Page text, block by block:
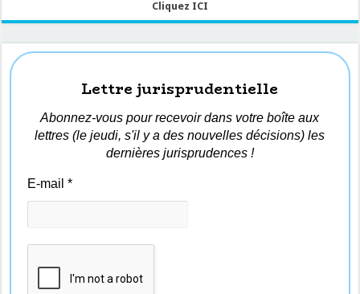
Cliquez ICI
Lettre jurisprudentielle
Abonnez-vous pour recevoir dans votre boîte aux
lettres (le jeudi, s'il y a des nouvelles décisions) les
dernières jurisprudences !
E-mail*